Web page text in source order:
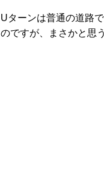
Uターンは普通の道路
のですが、まさかと思